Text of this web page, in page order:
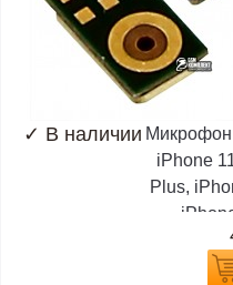
✓ В наличии Микрофон
iPhone
Plus,